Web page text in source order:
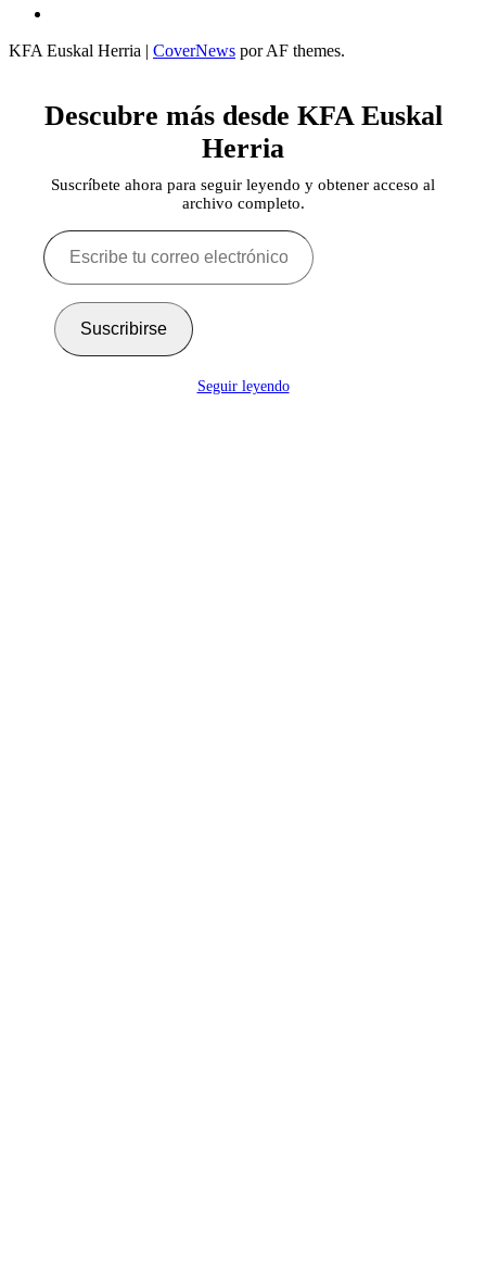
KFA Euskal Herria | CoverNews por AF themes.
Descubre más desde KFA Euskal
Herria
Suscríbete ahora para seguir leyendo y obtener acceso al
archivo completo.
Escribe
tu
correo
Suscribirse
Seguir leyendo